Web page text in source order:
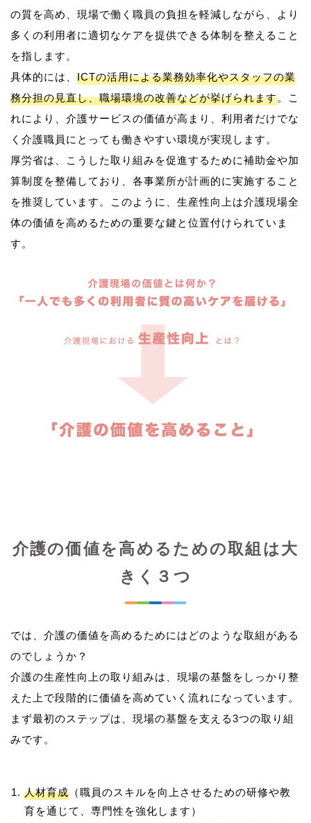
の質を高め、現場で働く職員の負担を軽減しながら、より
多くの利用者に適切なケアを提供できる体制を整えること
を指します。
具体的には、 ICTの活用による業務効率化やスタッフの業
務分担の見直し、職場環境の改善などが挙げられます。こ
れにより、介護サービスの価値が高まり、利用者だけでな
く介護職員にとっても働きやすい環境が実現します。
厚労省は、こうした取り組みを促進するために補助金や加
算制度を整備しており、各事業所が計画的に実施すること
を推奨しています。このように、生産性向上は介護現場全
体の価値を高めるための重要な鍵と位置付けられていま
介護の価値を高めるための取組は大
きく３つ
では、介護の価値を高めるためにはどのような取組がある
のでしょうか？
介護の生産性向上の取り組みは、現場の基盤をしっかり整
えた上で段階的に価値を高めていく流れになっています。
まず最初のステップは、現場の基盤を支える3つの取り組
人材育成 （職員のスキルを向上させるための研修や教
育を通じて、専門性を強化します）